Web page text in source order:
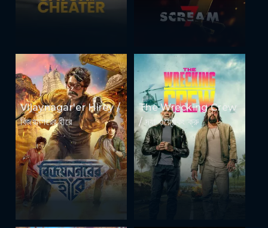
Vijaynagar'er Hirey /
বিজয়নগরের হীরে
The Wrecking Crew
/ দ্যা ওয়্রেকিং ক্রু